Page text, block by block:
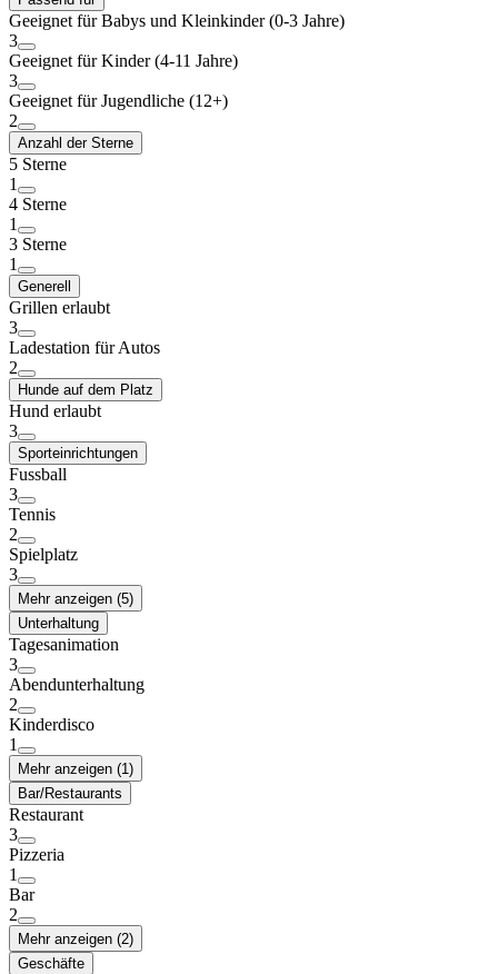
Geeignet für Babys und Kleinkinder (0-3 Jahre)
3
Geeignet für Kinder (4-11 Jahre)
3
Geeignet für Jugendliche (12+)
2
Anzahl der Sterne
5 Sterne
1
4 Sterne
1
3 Sterne
1
Generell
Grillen erlaubt
3
Ladestation für Autos
2
Hunde auf dem Platz
Hund erlaubt
3
Sporteinrichtungen
Fussball
3
Tennis
2
Spielplatz
3
Mehr anzeigen (5)
Unterhaltung
Tagesanimation
3
Abendunterhaltung
2
Kinderdisco
1
Mehr anzeigen (1)
Bar/Restaurants
Restaurant
3
Pizzeria
1
Bar
2
Mehr anzeigen (2)
Geschäfte